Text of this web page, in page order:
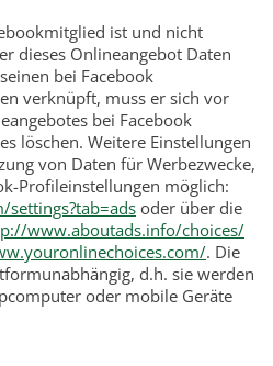
ist und nicht
dieses Onlineangebot Daten
bei Facebook
verknüpft, muss er sich vor
bei Facebook
löschen. Weitere Einstellungen
von Daten für Werbezwecke,
Profileinstellungen möglich:
oder über die
www.aboutads.info/choices/
. Die
d.h. sie werden
oder mobile Geräte